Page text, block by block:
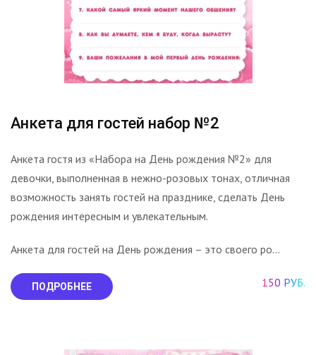
Анкета для гостей набор №2
Анкета гостя из «Набора на День рождения №2» для
девочки, выполненная в нежно-розовых тонах, отличная
возможность занять гостей на празднике, сделать День
рождения интересным и увлекательным.
Анкета для гостей на День рождения – это своего ро...
ПОДРОБНЕЕ 150 РУБ.